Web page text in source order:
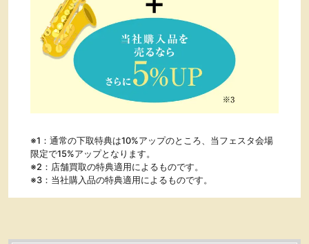
※1：通常の下取特典は10%アップのところ、当フェスタ会場
限定で15%アップとなります。
※2：店舗買取の特典適用によるものです。
※3：当社購入品の特典適用によるものです。